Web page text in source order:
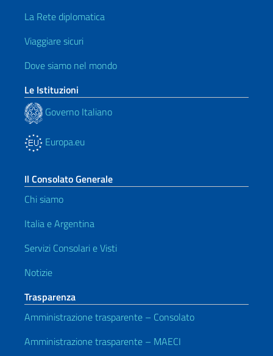
La Rete diplomatica
Viaggiare sicuri
Dove siamo nel mondo
Le Istituzioni
Governo Italiano
Europa.eu
Il Consolato Generale
Chi siamo
Italia e Argentina
Servizi Consolari e Visti
Notizie
Trasparenza
Amministrazione trasparente – Consolato
Amministrazione trasparente – MAECI